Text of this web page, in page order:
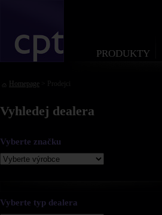
PRODUKTY
Homepage > Prodejci
Vyhledej dealera
Vyberte značku
Vyberte typ dealera